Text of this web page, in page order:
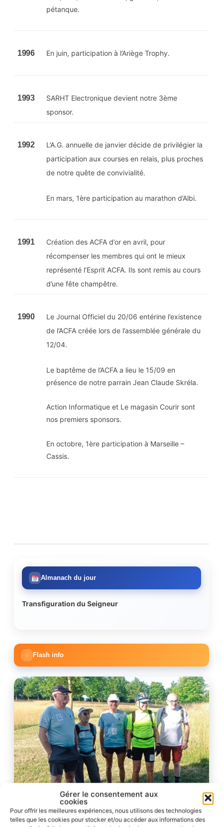
Gérer le consentement aux
cookies
Pour offrir les meilleures expériences, nous utilisons des technologies
telles que les cookies pour stocker et/ou accéder aux informations des
pétanque.
1996 En juin, participation à l’Ariège Trophy.
1993
SARHT Electronique devient notre 3ème
sponsor.
1992
L’A.G. annuelle de janvier décide de privilégier la
participation aux courses en relais, plus proches
de notre quête de convivialité.
En mars, 1ère participation au marathon d’Albi.
1991
Création des ACFA d’or en avril, pour
récompenser les membres qui ont le mieux
représenté l’Esprit ACFA. Ils sont remis au cours
d’une fête champêtre.
1990
Le Journal Officiel du 20/06 entérine l’existence
de l’ACFA créée lors de l’assemblée générale du
12/04.
Le baptême de l’ACFA a lieu le 15/09 en
présence de notre parrain Jean Claude Skréla.
Action Informatique et Le magasin Courir sont
nos premiers sponsors.
En octobre, 1ère participation à Marseille –
Cassis.
Almanach du jour
Transfiguration du Seigneur
Flash info